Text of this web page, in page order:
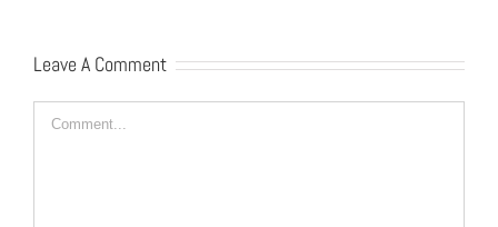
Leave A Comment
Comment